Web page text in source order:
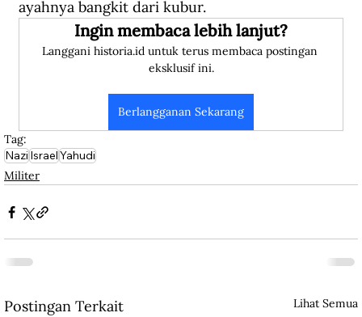
ayahnya bangkit dari kubur.
Ingin membaca lebih lanjut?
Langgani historia.id untuk terus membaca postingan
eksklusif ini.
Berlangganan Sekarang
Tag:
NaziIsraelYahudi
Militer
Postingan Terkait Lihat Semua